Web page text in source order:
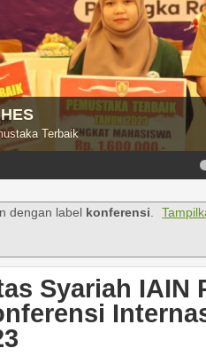
Terbaik
dengan label konferensi.
Syariah IAIN